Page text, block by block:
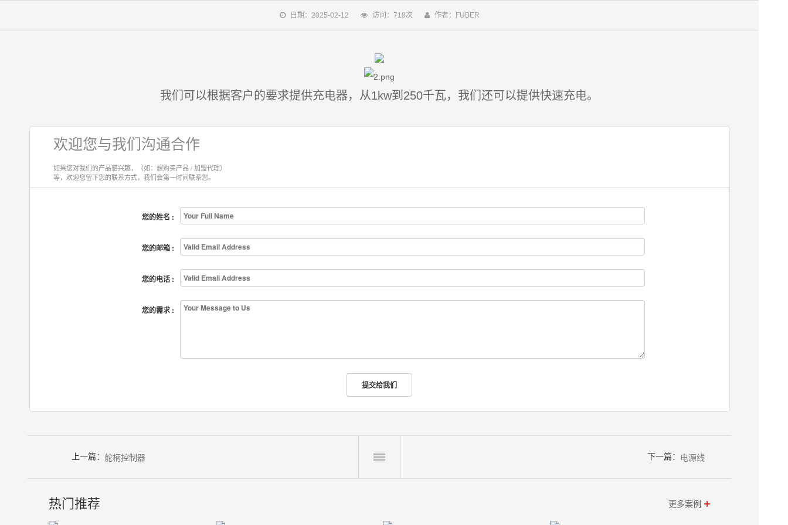
日期：2025-02-12 访问：718次 作者：FUBER
我们可以根据客户的要求提供充电器，从1kw到250千瓦，我们还可以提供快速充电。
欢迎您与我们沟通合作
如果您对我们的产品感兴趣，（如：想购买产品 / 加盟代理）
等，欢迎您留下您的联系方式，我们会第一时间联系您。
您的姓名 :
您的邮箱 :
您的电话 :
您的需求 :
上一篇： 舵柄控制器 下一篇： 电源线
热门推荐 更多案例